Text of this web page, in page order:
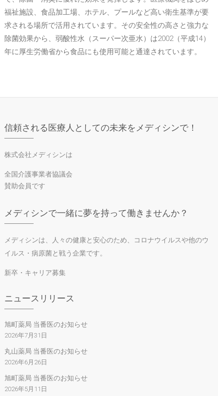
福祉施設、食品加工場、ホテル、プールなど高い衛生基準が要
求される場所で活用されています。その安全性の高さと強力な
除菌効果から、弱酸性水（スーパー次亜水）は2002（平成14）
年に厚生労働省から食品にも使用可能と通達されています。
信頼される医療人としての未来をメディシンで！
株式会社メディシンは
全国介護事業者協議会
賛助会員です
メディシンで一緒に夢を持って働きませんか？
メディシンは、人々の健康と安心のため、コロナウイルスや他のウ
イルス・病原菌と戦う企業です。
新卒・キャリア募集
ニュースリリース
旭町薬局 当番医のお知らせ
2026年7月31日
丸山薬局 当番医のお知らせ
2026年6月26日
旭町薬局 当番医のお知らせ
2026年5月11日